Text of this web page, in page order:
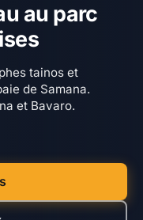
au parc
tainos et
de Samana.
et Bavaro.